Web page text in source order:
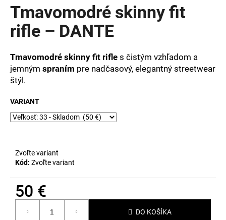
produktu
0,0
hviezdičiek.
Tmavomodré skinny fit
rifle – DANTE
Tmavomodré skinny fit rifle s čistým vzhľadom a
jemným spraním pre nadčasový, elegantný streetwear
štýl.
VARIANT
Zvoľte variant
Kód: Zvoľte variant
50 €
cena:
DO KOŠÍKA
d
p
o
ú
č
a
m
e